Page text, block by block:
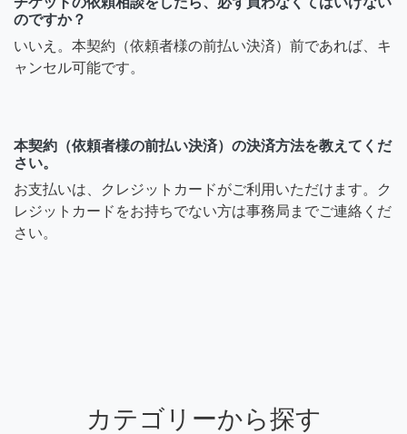
のですか？
いいえ。本契約（依頼者様の前払い決済）前であれば、キ
ャンセル可能です。
本契約（依頼者様の前払い決済）の決済方法を教えてくだ
さい。
お支払いは、クレジットカードがご利用いただけます。ク
レジットカードをお持ちでない方は事務局までご連絡くだ
さい。
カテゴリーから探す